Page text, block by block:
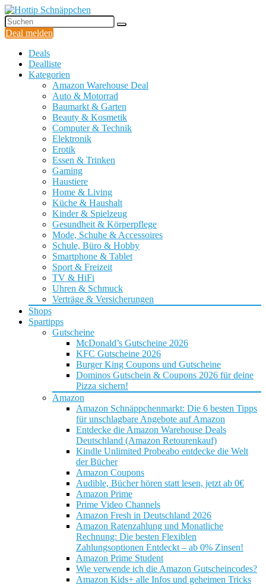
Deal melden
Deals
Dealliste
Kategorien
Amazon Warehouse Deal
Auto & Motorrad
Baumarkt & Garten
Beauty & Kosmetik
Computer & Technik
Elektronik
Erotik
Essen & Trinken
Gaming
Haustiere
Home & Living
Küche & Haushalt
Kinder & Spielzeug
Gesundheit & Körperpflege
Mode, Schuhe & Accessoires
Schule, Büro & Hobby
Smartphone & Tablet
Sport & Freizeit
TV & HiFi
Uhren & Schmuck
Verträge & Versicherungen
Shops
Spartipps
Gutscheine
McDonald’s Gutscheine 2026
KFC Gutscheine 2026
Burger King Coupons und Gutscheine
Dominos Gutschein & Coupons 2026 für deine
Pizza sichern!
Amazon
Amazon Schnäppchenmarkt: Die 6 besten Tipps
für unschlagbare Angebote auf Amazon
Entdecke die Amazon Warehouse Deals
Deutschland (Amazon Retourenkauf)
Kindle Unlimited Probeabo entdecke die Welt
der Bücher
Amazon Coupons
Audible, Bücher hören statt lesen, jetzt ab 0€
Amazon Prime
Prime Video Channels
Amazon Fresh in Deutschland 2026
Amazon Ratenzahlung und Monatliche
Rechnung: Die besten Flexiblen
Zahlungsoptionen Entdeckt – ab 0% Zinsen!
Amazon Prime Student
Wie verwende ich die Amazon Gutscheincodes?
Amazon Kids+ alle Infos und geheimen Tricks